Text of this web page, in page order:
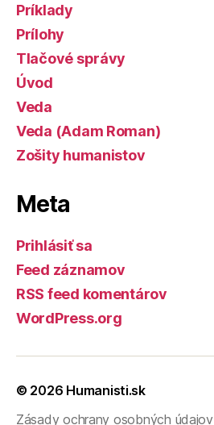
Príklady
Prílohy
Tlačové správy
Úvod
Veda
Veda (Adam Roman)
Zošity humanistov
Meta
Prihlásiť sa
Feed záznamov
RSS feed komentárov
WordPress.org
© 2026 Humanisti.sk
Zásady ochrany osobných údajov